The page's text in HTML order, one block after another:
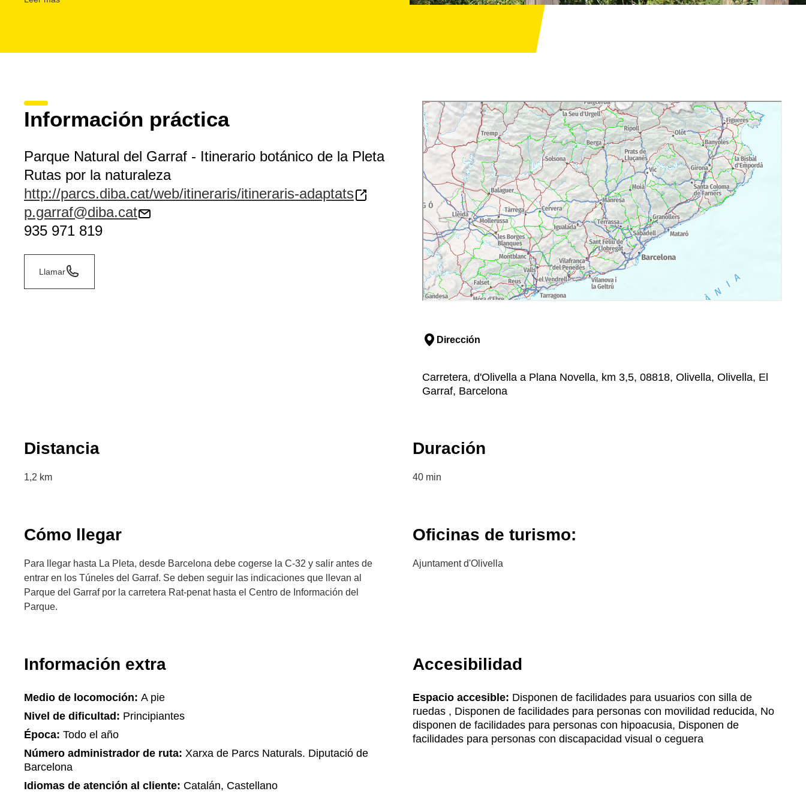
de muy buenas vistas del macizo y de los alrededores, y la de lasMasies del
Información práctica
Parque Natural del Garraf - Itinerario botánico de la Pleta
Rutas por la naturaleza
http://parcs.diba.cat/web/itineraris/itineraris-adaptats
p.garraf@diba.cat
935 971 819
Llamar
Dirección
Carretera, d'Olivella a Plana Novella, km 3,5, 08818, Olivella, Olivella, El
Garraf, Barcelona
Distancia
1,2 km
Duración
40 min
Cómo llegar
Para llegar hasta La Pleta, desde Barcelona debe cogerse la C-32 y salir antes de
entrar en los Túneles del Garraf. Se deben seguir las indicaciones que llevan al
Parque del Garraf por la carretera Rat-penat hasta el Centro de Información del
Parque.
Oficinas de turismo:
Ajuntament d'Olivella
Información extra
Medio de locomoción: A pie
Nivel de dificultad: Principiantes
Época: Todo el año
Número administrador de ruta: Xarxa de Parcs Naturals. Diputació de
Barcelona
Idiomas de atención al cliente: Catalán, Castellano
Accesibilidad
Espacio accesible: Disponen de facilidades para usuarios con silla de
ruedas , Disponen de facilidades para personas con movilidad reducida, No
disponen de facilidades para personas con hipoacusia, Disponen de
facilidades para personas con discapacidad visual o ceguera